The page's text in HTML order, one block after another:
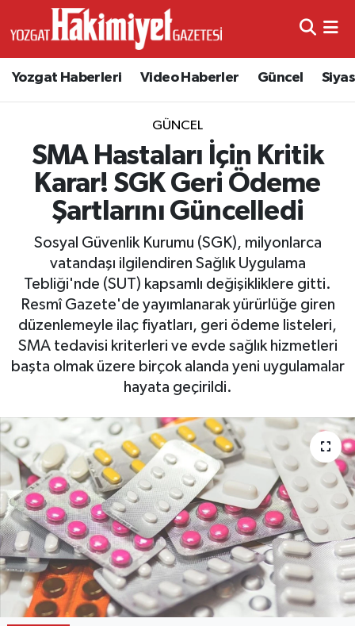
Yozgat Haberleri Video Haberler Güncel
GÜNCEL
SMA Hastaları İçin Kritik
Karar! SGK Geri Ödeme
Şartlarını Güncelledi
Sosyal Güvenlik Kurumu (SGK), milyonlarca
vatandaşı ilgilendiren Sağlık Uygulama
Tebliği'nde (SUT) kapsamlı değişikliklere gitti.
Resmî Gazete'de yayımlanarak yürürlüğe giren
düzenlemeyle ilaç fiyatları, geri ödeme listeleri,
SMA tedavisi kriterleri ve evde sağlık hizmetleri
başta olmak üzere birçok alanda yeni uygulamalar
hayata geçirildi.